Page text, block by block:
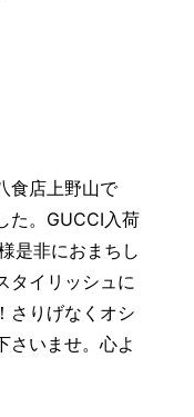
補聴器
ュー ご購入の流れ
会社概要
食店上野山で
た。GUCCI入荷
是非におまちし
タイリッシュに
さりげなくオシ
さいませ。心よ